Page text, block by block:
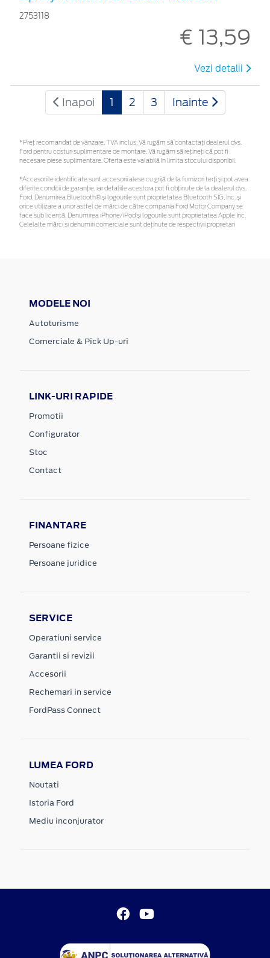
2753118
€ 13,59
Vezi detalii
Inapoi 1 2 3 Inainte
*Preţ recomandat de vânzare, TVA inclus. Vă rugăm să contactaţi dealerul dvs.
Ford pentru costuri suplimentare de montare. Vă rugăm să rețineți că pot fi
necesare piese suplimentare. Oferta este valabilă în limita stocului disponibil.
*Accesoriile identificate sunt accesorii alese cu grijă de la furnizori terți și pot avea
diferite condiții de garanție, iar detaliile acestora pot fi obținute de la dealerul dvs.
Ford. Denumirea Bluetooth® și logourile sunt proprietatea Bluetooth SIG, Inc. și
orice utilizare a unor astfel de mărci de către compania Ford Motor Company se
face sub licență. Denumirea iPhone/iPod și logourile sunt proprietatea Apple Inc.
Celelalte mărci și denumiri comerciale sunt deținute de respectivii proprietari
MODELE NOI
Autoturisme
Comerciale & Pick Up-uri
LINK-URI RAPIDE
Promotii
Configurator
Stoc
Contact
FINANTARE
Persoane fizice
Persoane juridice
SERVICE
Operatiuni service
Garantii si revizii
Accesorii
Rechemari in service
FordPass Connect
LUMEA FORD
Noutati
Istoria Ford
Mediu inconjurator